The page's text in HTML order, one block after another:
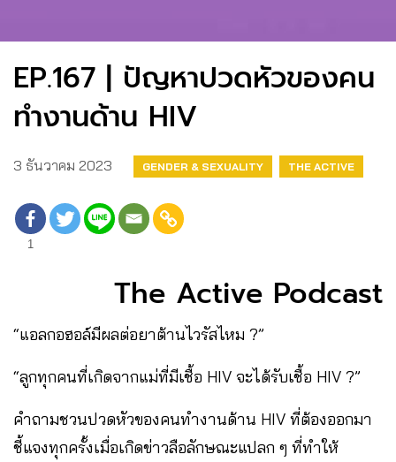
EP.167 | ปัญหาปวดหัวของคน
ทำงานด้าน HIV
3 ธันวาคม 2023 GENDER & SEXUALITY THE ACTIVE
1
The Active Podcast
“แอลกอฮอล์มีผลต่อยาต้านไวรัสไหม ?”
“ลูกทุกคนที่เกิดจากแม่ที่มีเชื้อ HIV จะได้รับเชื้อ HIV ?”
คำถามชวนปวดหัวของคนทำงานด้าน HIV ที่ต้องออกมา
ชี้แจงทุกครั้งเมื่อเกิดข่าวลือลักษณะแปลก ๆ ที่ทำให้